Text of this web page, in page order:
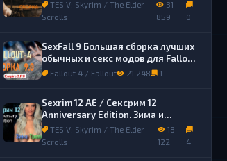
TES V: Skyrim / The Elder
Scrolls
31
859
0
SexFall 9 Большая сборка лучших
обычных и секс модов для Fallout
4 Fallout 4 / Fallout 21 248 1
Sexrim 12 AE / Сексрим 12
Anniversary Edition. Зима и
Тропики. Сборка лучших обычных
и секс модов.
TES V: Skyrim / The Elder
Scrolls
18
122
4